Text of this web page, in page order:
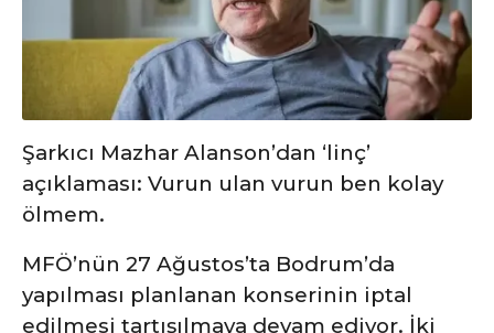
Şarkıcı Mazhar Alanson’dan ‘linç’
açıklaması: Vurun ulan vurun ben kolay
ölmem.
MFÖ’nün 27 Ağustos’ta Bodrum’da
yapılması planlanan konserinin iptal
edilmesi tartışılmaya devam ediyor. İki